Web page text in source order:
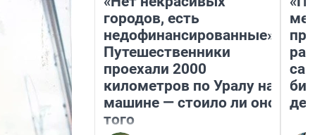
городов, есть
недофинансированные».
Путешественники
проехали 2000
километров по Уралу на
машине — стоило ли оно
того